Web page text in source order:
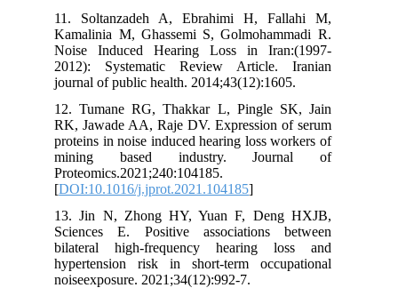
11. Soltanzadeh A, Ebrahimi H, Fallahi M,
Kamalinia M, Ghassemi S, Golmohammadi R.
Noise Induced Hearing Loss in Iran:(1997-
2012): Systematic Review Article. Iranian
journal of public health. 2014;43(12):1605.
12. Tumane RG, Thakkar L, Pingle SK, Jain
RK, Jawade AA, Raje DV. Expression of serum
proteins in noise induced hearing loss workers of
mining based industry. Journal of
Proteomics.2021;240:104185.
[DOI:10.1016/j.jprot.2021.104185
13. Jin N, Zhong HY, Yuan F, Deng HXJB,
Sciences E. Positive associations between
bilateral high-frequency hearing loss and
hypertension risk in short-term occupational
noiseexposure. 2021;34(12):992-7.